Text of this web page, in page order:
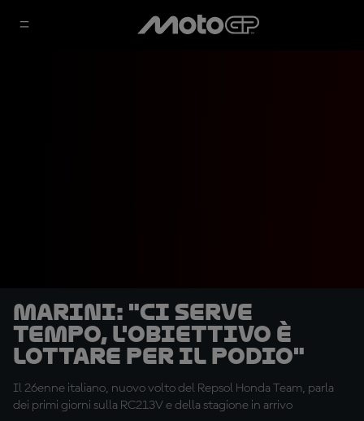
Marini: "Ci serve
tempo, l'obiettivo è
lottare per il podio"
Il 26enne italiano, nuovo volto del Repsol Honda Team, parla
dei primi giorni sulla RC213V e della stagione in arrivo